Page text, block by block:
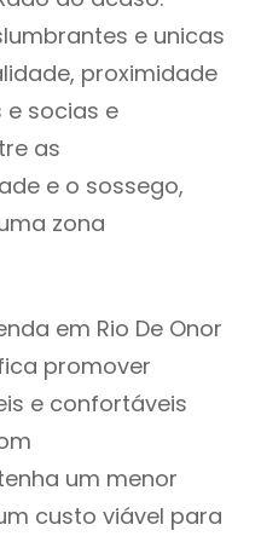
e unicas
proximidade
socias e
as
e o sossego,
zona
em Rio De Onor
promover
e confortáveis
um menor
custo viável para